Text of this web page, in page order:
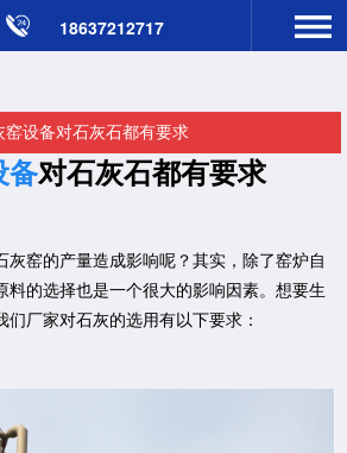
18637212717
窑设备对石灰石都有要求
备对石灰石都有要求
窑的产量造成影响呢？其实，除了窑炉自
料的选择也是一个很大的影响因素。想要生
们厂家对石灰的选用有以下要求：